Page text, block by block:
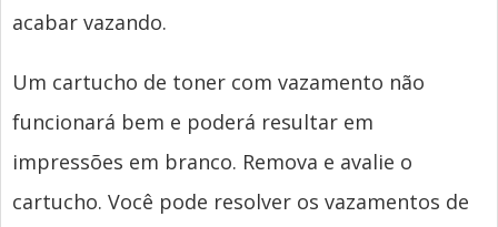
acabar vazando.
Um cartucho de toner com vazamento não
funcionará bem e poderá resultar em
impressões em branco. Remova e avalie o
cartucho. Você pode resolver os vazamentos de